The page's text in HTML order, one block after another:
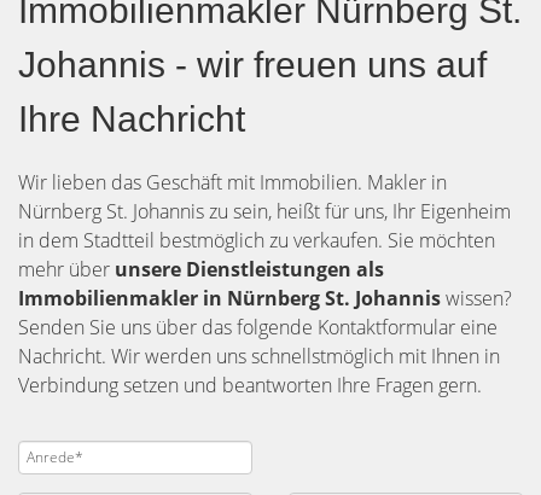
Immobilienmakler Nürnberg St.
Johannis - wir freuen uns auf
Ihre Nachricht
Wir lieben das Geschäft mit Immobilien. Makler in
Nürnberg St. Johannis zu sein, heißt für uns, Ihr Eigenheim
in dem Stadtteil bestmöglich zu verkaufen. Sie möchten
mehr über unsere Dienstleistungen als
Immobilienmakler in Nürnberg St. Johanniswissen?
Senden Sie uns über das folgende Kontaktformular eine
Nachricht. Wir werden uns schnellstmöglich mit Ihnen in
Verbindung setzen und beantworten Ihre Fragen gern.